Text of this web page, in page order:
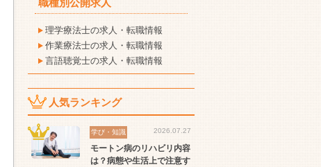
職種別公開求人
理学療法士の求人・転職情報
作業療法士の求人・転職情報
言語聴覚士の求人・転職情報
人気ランキング
学び・知識 2026.07.27
モートン病のリハビリ内容
は？病態や生活上で注意す